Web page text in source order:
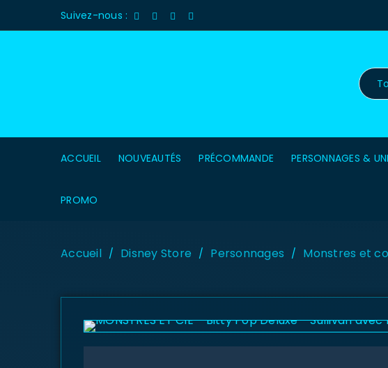
Suivez-nous :
ACCUEIL NOUVEAUTÉS PRÉCOMMANDE PERSONNAGES &
PROMO
Accueil / Disney Store / Personnages / Monstres et